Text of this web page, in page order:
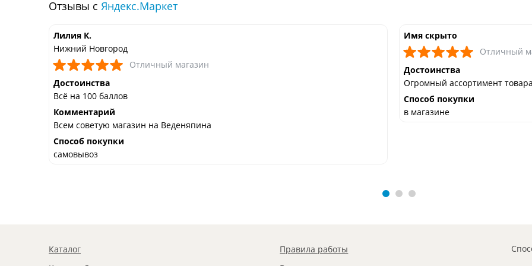
Отзывы с Яндекс.Маркет
Лилия К.
Нижний Новгород
Отличный магазин
Достоинства
Всё на 100 баллов
Комментарий
Всем советую магазин на Веденяпина
Способ покупки
самовывоз
Имя скрыто
Отличный
Достоинства
Огромный ассортимент товара
Способ покупки
в магазине
Каталог
Правила работы